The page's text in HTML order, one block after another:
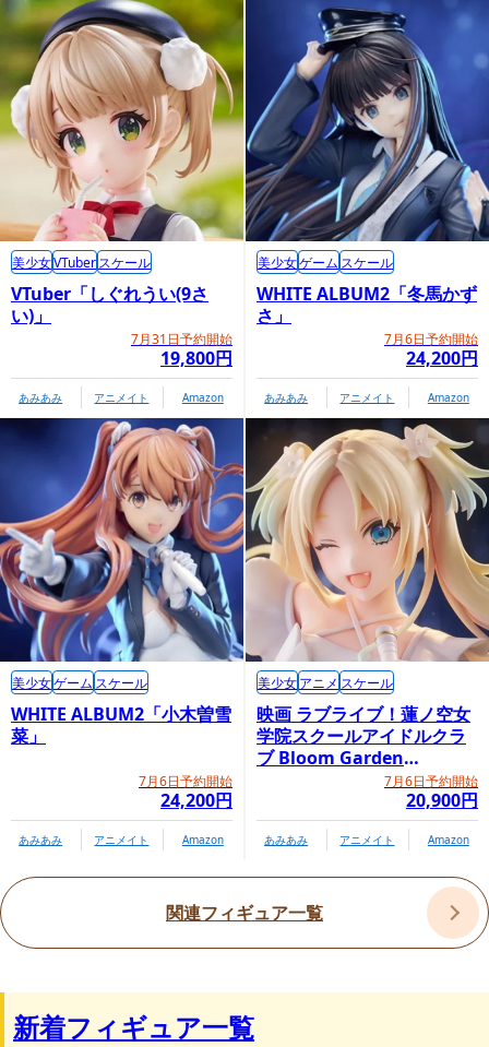
VTuber「しぐれうい(9さ
い)」
7月31日予約開始
19,800円
美少女VTuberスケール
あみあみ アニメイト Amazon
WHITE ALBUM2「冬馬かず
さ」
7月6日予約開始
24,200円
美少女ゲーム スケール
あみあみ アニメイト Amazon
WHITE ALBUM2「小木曽雪
菜」
7月6日予約開始
24,200円
美少女ゲーム スケール
あみあみ アニメイト Amazon
映画 ラブライブ！蓮ノ空女
学院スクールアイドルクラ
ブ Bloom Garden
Party「大沢瑠璃乃」7月6日予約開始
20,900円
美少女アニメ スケール
あみあみ アニメイト Amazon
関連フィギュア一覧
新着フィギュア一覧